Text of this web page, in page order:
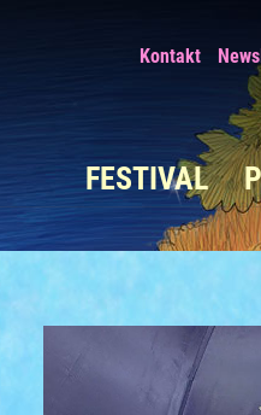
Kontakt
FESTIVAL